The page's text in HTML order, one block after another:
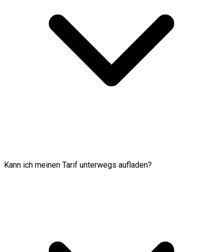
Kann ich meinen Tarif unterwegs aufladen?